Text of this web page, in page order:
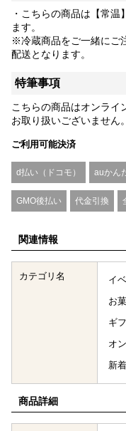
・こちらの商品は【常
ます。
※冷蔵商品をご一緒にご
配送となります。
特筆事項
こちらの商品はオンライ
お取り扱いございません。
ご利用可能決済
d払い（ドコモ） auかん
GMO後払い 代金引換
関連情報
カテゴリ名 イ
お
ギ
オ
新
商品詳細